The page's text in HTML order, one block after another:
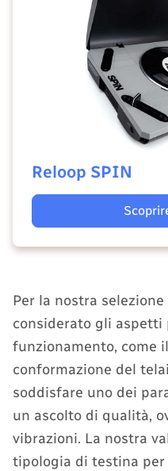
Reloop SPIN
Per la nostra
considerato gli
funzionamento, come
conformazione del
soddisfare uno dei
un ascolto di qualità,
vibrazioni. La nostra
tipologia di testina